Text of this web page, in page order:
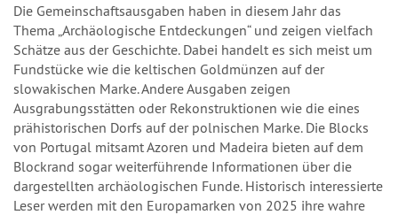
Die Gemeinschaftsausgaben haben in diesem Jahr das
Thema „Archäologische Entdeckungen“ und zeigen vielfach
Schätze aus der Geschichte. Dabei handelt es sich meist um
Fundstücke wie die keltischen Goldmünzen auf der
slowakischen Marke. Andere Ausgaben zeigen
Ausgrabungsstätten oder Rekonstruktionen wie die eines
prähistorischen Dorfs auf der polnischen Marke. Die Blocks
von Portugal mitsamt Azoren und Madeira bieten auf dem
Blockrand sogar weiterführende Informationen über die
dargestellten archäologischen Funde. Historisch interessierte
Leser werden mit den Europamarken von 2025 ihre wahre